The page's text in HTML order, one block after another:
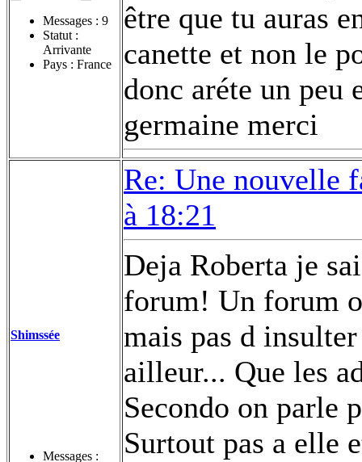
Messages : 9
Statut :
Arrivante
Pays : France
être que tu auras
canette et non le
donc aréte un peu
germaine merci
Shimssée
Messages :
Re: Une nouvelle
à 18:21
Deja Roberta je
forum! Un forum
mais pas d
ailleur... Que les
Secondo on parle
Surtout pas a elle